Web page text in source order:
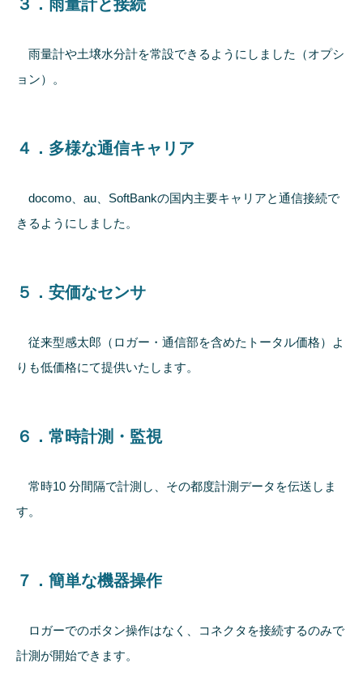
３．雨量計と接続
雨量計や土壌水分計を常設できるようにしました（オプシ
ョン）。
４．多様な通信キャリア
docomo、au、SoftBankの国内主要キャリアと通信接続で
きるようにしました。
５．安価なセンサ
従来型感太郎（ロガー・通信部を含めたトータル価格）よ
りも低価格にて提供いたします。
６．常時計測・監視
常時10 分間隔で計測し、その都度計測データを伝送しま
す。
７．簡単な機器操作
ロガーでのボタン操作はなく、コネクタを接続するのみで
計測が開始できます。